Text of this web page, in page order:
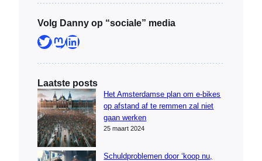
Volg Danny op “sociale” media
Twitter Mastodon LinkedIn
Laatste posts
Het Amsterdamse plan om e-bikes
op afstand af te remmen zal niet
gaan werken
25 maart 2024
Schuldproblemen door ‘koop nu,